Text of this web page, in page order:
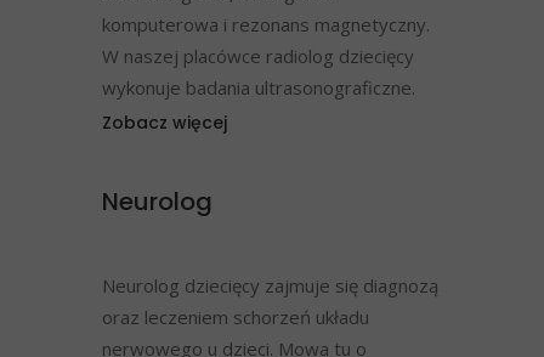
komputerowa i rezonans magnetyczny.
W naszej placówce radiolog dziecięcy
wykonuje badania ultrasonograficzne.
Zobacz więcej
Neurolog
Neurolog dziecięcy zajmuje się diagnozą
oraz leczeniem schorzeń układu
nerwowego u dzieci. Mowa tu o